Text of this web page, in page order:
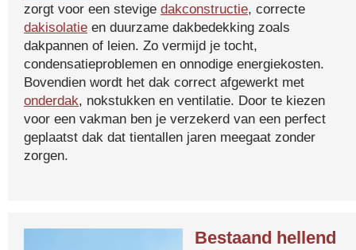
zorgt voor een stevige dakconstructie, correcte
dakisolatie en duurzame dakbedekking zoals
dakpannen of leien. Zo vermijd je tocht,
condensatieproblemen en onnodige energiekosten.
Bovendien wordt het dak correct afgewerkt met
onderdak, nokstukken en ventilatie. Door te kiezen
voor een vakman ben je verzekerd van een perfect
geplaatst dak dat tientallen jaren meegaat zonder
zorgen.
Bestaand hellend